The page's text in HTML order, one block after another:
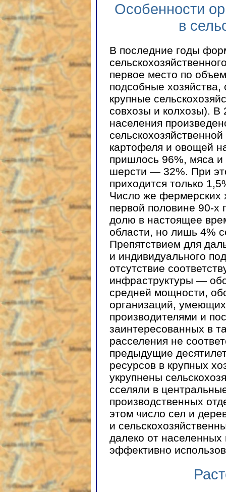
Особенности
в
В последние годы
первое место по
подсобные хозяйства,
крупные
совхозы и колхозы). В
населения
картофеля и овощей
пришлось 96%, мяса
шерсти — 32%. При
приходится только
Число же фермерских
первой половине 90-х
долю в настоящее
области, но лишь 4%
Препятствием для
и индивидуального
отсутствие
инфраструктуры —
средней мощности,
организаций,
производителями и
заинтересованных в
расселения не
предыдущие
ресурсов в крупных
укрупнены
сселяли в
производственных
этом число сел и
и
далеко от
эффективно